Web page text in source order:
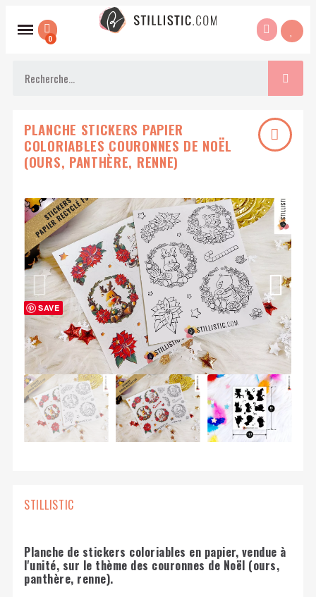
PLANCHE STICKERS PAPIER
COLORIABLES COURONNES DE NOËL
(OURS, PANTHÈRE, RENNE)
SAVE
STILLISTIC
Planche de stickers coloriables en papier, vendue à
l'unité, sur le thème des couronnes de Noël (ours,
panthère, renne).